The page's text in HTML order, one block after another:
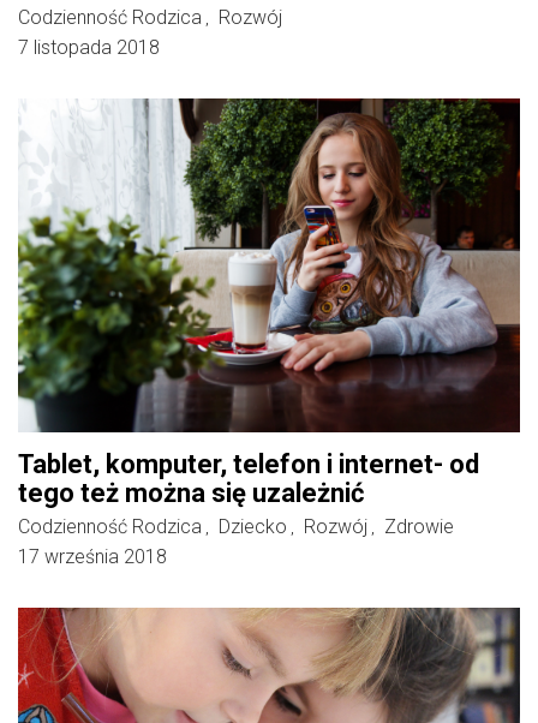
Codzienność Rodzica
Rozwój
7 listopada 2018
Tablet, komputer, telefon i internet- od
tego też można się uzależnić
Codzienność Rodzica , Dziecko , Rozwój ,
Zdrowie
17 września 2018